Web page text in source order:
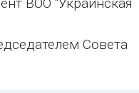
Совета